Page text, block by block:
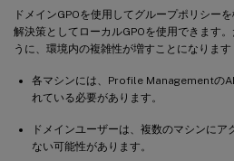
ドメインGPOを使用してグループポリシー
解決策としてローカルGPOを使用できます
うに、環境内の複雑性が増すことになります
各マシンには、Profile Managementの
れている必要があります。
ドメインユーザーは、複数のマシンにア
ない可能性があります。